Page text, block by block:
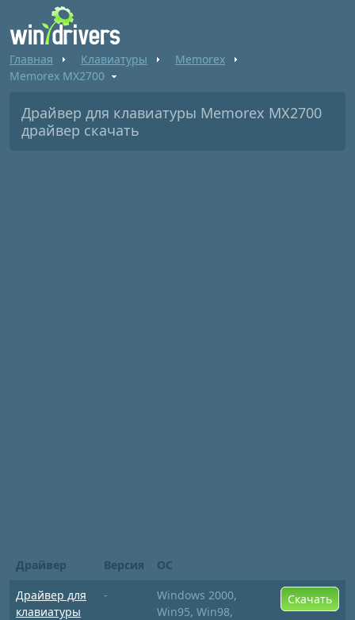
Главная Клавиатуры
Memorex
Memorex MX2700
Драйвер для клавиатуры Memorex MX2700
драйвер скачать
Драйвер Версия
ОС
Драйвер для
клавиатуры
-
Windows 2000,
Win95, Win98,
Скачать